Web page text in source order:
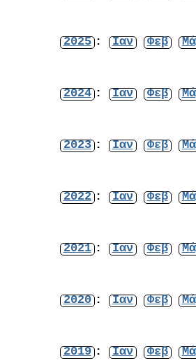
2025 : Ιαν Φεβ
2024 : Ιαν Φεβ
2023 : Ιαν Φεβ
2022 : Ιαν Φεβ
2021 : Ιαν Φεβ
2020 : Ιαν Φεβ
2019 : Ιαν Φεβ